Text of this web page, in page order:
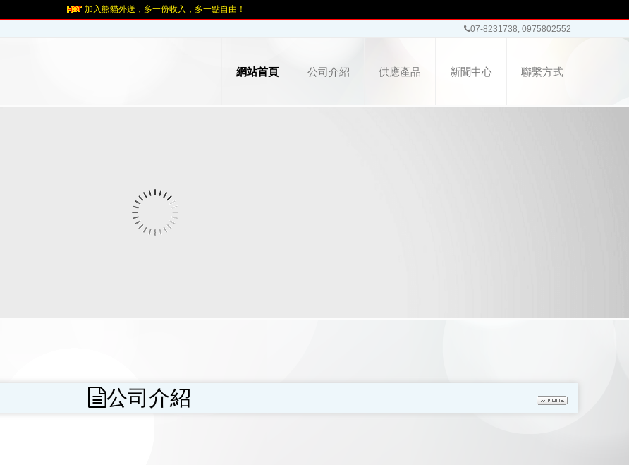
加入熊貓外送，多一份收入，多一點自由！
07-8231738, 0975802552
網站首頁 公司介紹 供應產品 新聞中心 聯繫方式
公司介紹